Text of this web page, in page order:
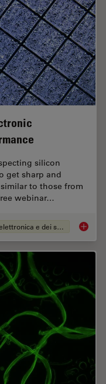
silicon
get sharp and
to those from
webinar…
Industria dell'elettronica e dei semiconduttori How to